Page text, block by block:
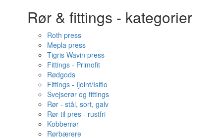
Rør & fittings - kategorier
Roth press
Mepla press
Tigris Wavin press
Fittings - Primofit
Rødgods
Fittings - Ijoint/Isiflo
Svejserør og fittings
Rør - stål, sort, galv
Rør til pres - rustfri
Kobberrør
Rørbærere